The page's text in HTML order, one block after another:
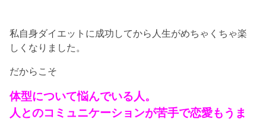
私自身ダイエットに成功してから人生がめちゃくちゃ楽
しくなりました。
だからこそ
体型について悩んでいる人。
人とのコミュニケーションが苦手で恋愛もうま